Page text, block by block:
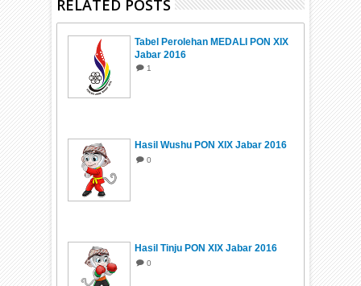
RELATED POSTS
Tabel Perolehan MEDALI PON XIX
Jabar 2016
1
Hasil Wushu PON XIX Jabar 2016
0
Hasil Tinju PON XIX Jabar 2016
0